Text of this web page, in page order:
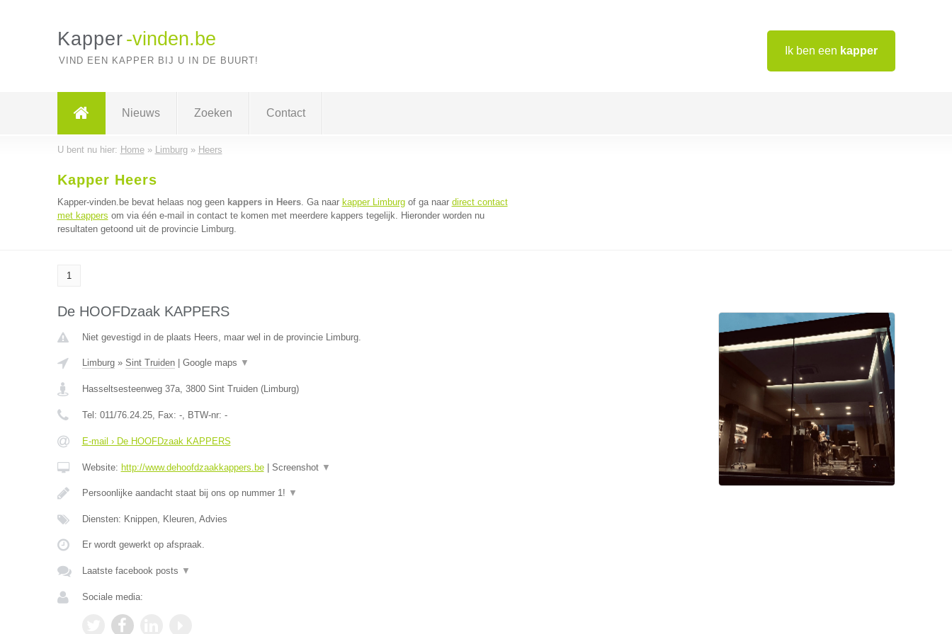
Ik ben een kapper
Kapper -vinden.be
VIND EEN KAPPER BIJ U IN DE BUURT!
Nieuws Zoeken Contact
U bent nu hier: Home» Limburg» Heers
Kapper Heers
Kapper-vinden.be bevat helaas nog geen kappers in Heers. Ga naar kapper Limburgof ga naar direct contact
met kappers om via één e-mail in contact te komen met meerdere kappers tegelijk. Hieronder worden nu
resultaten getoond uit de provincie Limburg.
1
De HOOFDzaak KAPPERS
Niet gevestigd in de plaats Heers, maar wel in de provincie Limburg.
Limburg» Sint Truiden| Google maps ▼
Hasseltsesteenweg 37a, 3800 Sint Truiden(Limburg)
Tel: 011/76.24.25, Fax: -, BTW-nr: -
E-mail › De HOOFDzaak KAPPERS
Website: http://www.dehoofdzaakkappers.be| Screenshot ▼
Persoonlijke aandacht staat bij ons op nummer 1! ▼
Diensten: Knippen, Kleuren, Advies
Er wordt gewerkt op afspraak.
Laatste facebook posts ▼
Sociale media: